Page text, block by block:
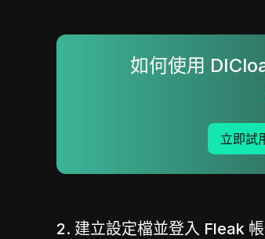
如何使用
立即試
2. 建立設定檔並登入 Fleak